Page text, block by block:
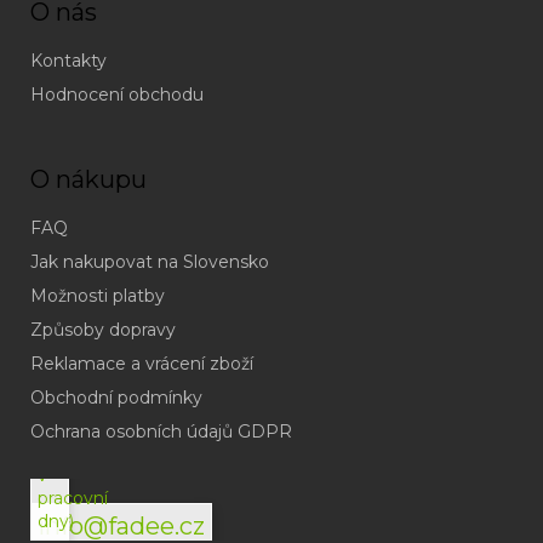
O nás
Kontakty
Hodnocení obchodu
O nákupu
FAQ
Jak nakupovat na Slovensko
Možnosti platby
Způsoby dopravy
Reklamace a vrácení zboží
Obchodní podmínky
Ochrana osobních údajů GDPR
info@fadee.cz
(odpověď
do
v
pracovní
dny)
(Po-